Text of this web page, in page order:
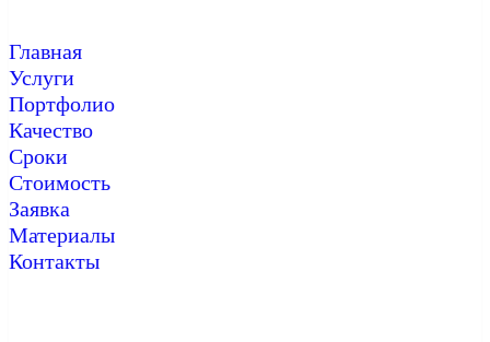
Главная
Услуги
Портфолио
Качество
Сроки
Стоимость
Заявка
Материалы
Контакты